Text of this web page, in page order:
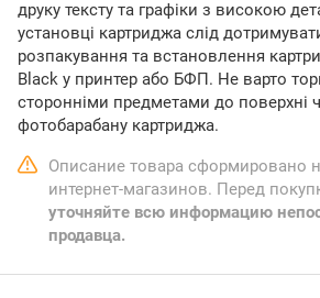
друку тексту та графіки з високою
установці картриджа слід
розпакування та встановлення
Black у принтер або БФП. Не варто
сторонніми предметами до поверхні
фотобарабану картриджа.
Описание товара сформировано
интернет-магазинов. Перед
уточняйте всю информацию
продавца.